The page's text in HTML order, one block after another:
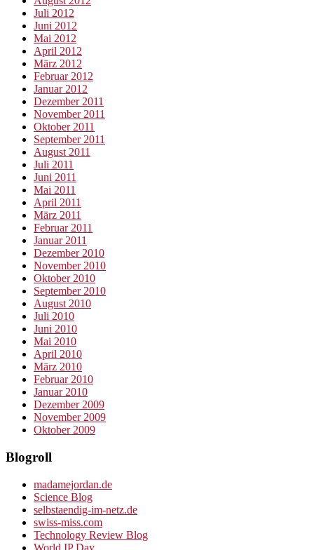
Juli 2012
Juni 2012
Mai 2012
April 2012
März 2012
Februar 2012
Januar 2012
Dezember 2011
November 2011
Oktober 2011
September 2011
August 2011
Juli 2011
Juni 2011
Mai 2011
April 2011
März 2011
Februar 2011
Januar 2011
Dezember 2010
November 2010
Oktober 2010
September 2010
August 2010
Juli 2010
Juni 2010
Mai 2010
April 2010
März 2010
Februar 2010
Januar 2010
Dezember 2009
November 2009
Oktober 2009
Blogroll
madamejordan.de
Science Blog
selbstaendig-im-netz.de
swiss-miss.com
Technology Review Blog
World IP Day